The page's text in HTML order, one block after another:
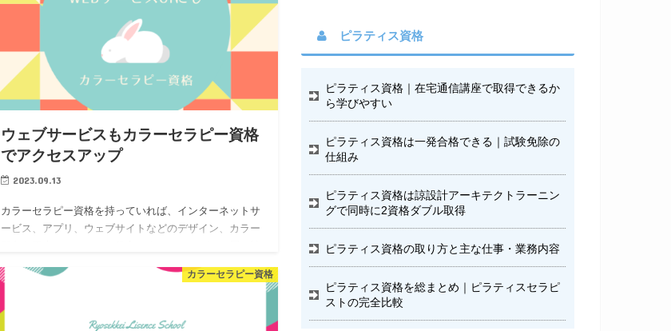
ウェブサービスもカラーセラピー資格
でアクセスアップ
2023.09.13
カラーセラピー資格を持っていれば、インターネットサ
ービス、アプリ、ウェブサイトなどのデザイン、カラー
用者数は変化するため…
カラーセラピー資格
ピラティス資格
ピラティス資格｜在宅通信講座で取得できるか
ら学びやすい
ピラティス資格は一発合格できる｜試験免除の
仕組み
ピラティス資格は諒設計アーキテクトラーニン
グで同時に2資格ダブル取得
ピラティス資格の取り方と主な仕事・業務内容
ピラティス資格を総まとめ｜ピラティスセラピ
ストの完全比較